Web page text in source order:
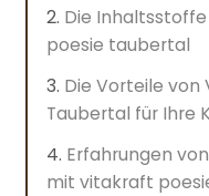
Die
poesie taubertal
Die Vorteile von
Taubertal für Ihre
Erfahrungen
mit vitakraft